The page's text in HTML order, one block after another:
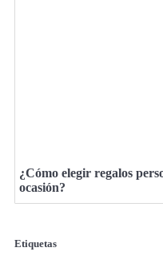
¿Cómo elegir regalos
ocasión?
Etiquetas